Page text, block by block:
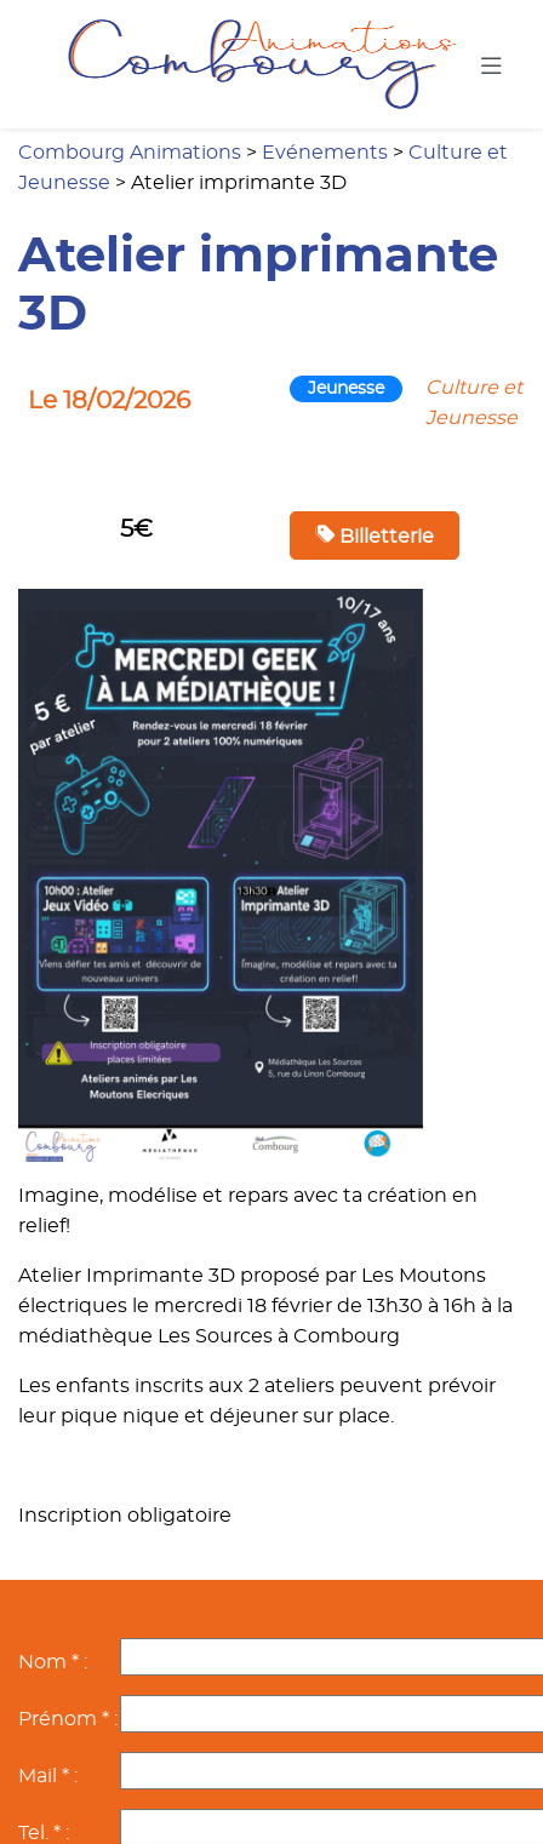
Combourg Animations > Evénements > Culture et
Jeunesse > Atelier imprimante 3D
Atelier imprimante
3D
Le 18/02/2026 Jeunesse
Culture et
Jeunesse
5€ Billetterie
Imagine, modélise et repars avec ta création en
relief!
Atelier Imprimante 3D proposé par Les Moutons
électriques le mercredi 18 février de 13h30 à 16h à la
médiathèque Les Sources à Combourg
Les enfants inscrits aux 2 ateliers peuvent prévoir
leur pique nique et déjeuner sur place.
Inscription obligatoire
Nom * :
Prénom * :
Mail * :
Tel. * :